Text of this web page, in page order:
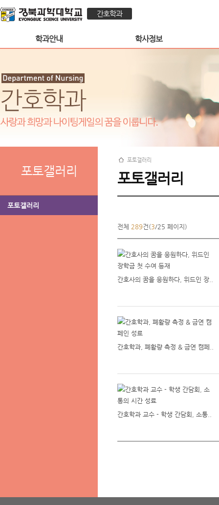
간호학과
학과안내 학사정보
포토갤러리
포토갤러리
포토갤러리
포토갤러리
전체 289건(3/25 페이지)
간호사의 꿈을 응원하다, 위드인 장..
간호학과, 폐활량 측정 & 금연 캠페..
간호학과 교수 - 학생 간담회, 소통..